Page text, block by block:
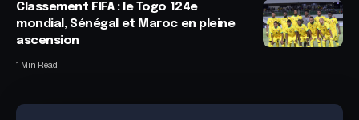
Classement FIFA : le Togo 124e
mondial, Sénégal et Maroc en pleine
ascension
1 Min Read